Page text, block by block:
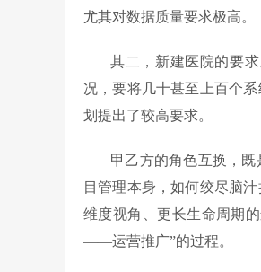
尤其对数据质量要求极高。
其二，新建医院的要
况，要将几十甚至上百个
划提出了较高要求。
甲乙方的角色互换，
目管理本身，如何绞尽脑
维度视角、更长生命周
——运营推广”的过程。